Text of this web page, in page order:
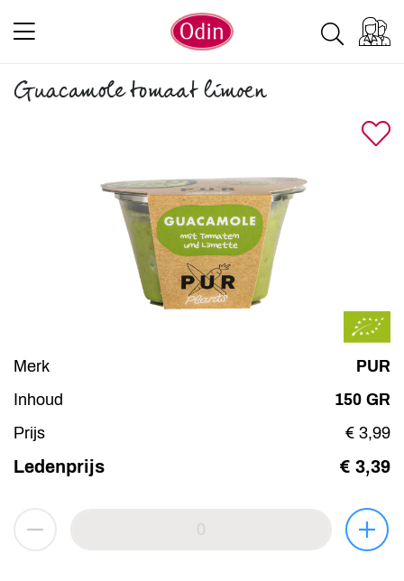
Guacamole tomaat limoen
Merk
PUR
Inhoud
150 GR
Prijs
€ 3,99
Ledenprijs € 3,39